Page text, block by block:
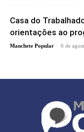
Casa do
orientações ao
Manchete Popular - 6 de